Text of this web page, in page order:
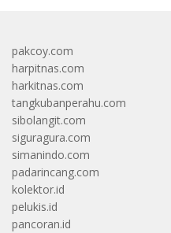
pakcoy.com
harpitnas.com
harkitnas.com
tangkubanperahu.com
sibolangit.com
siguragura.com
simanindo.com
padarincang.com
kolektor.id
pelukis.id
pancoran.id